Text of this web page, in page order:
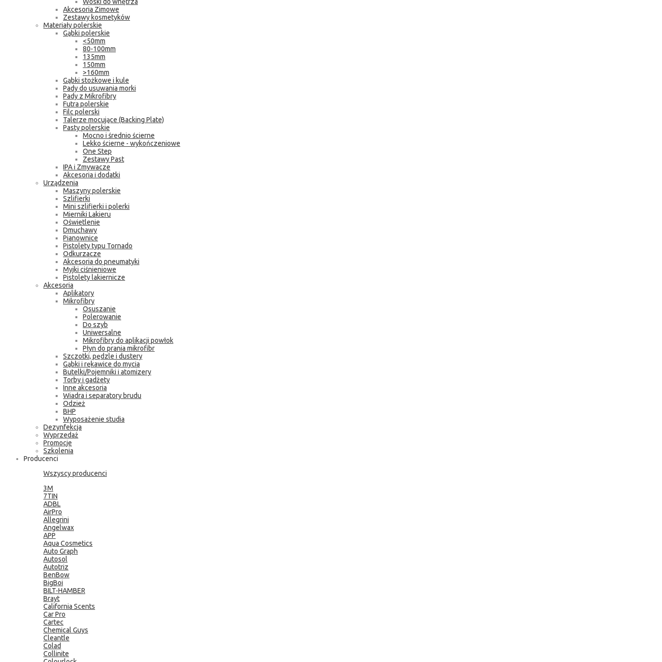
Akcesoria Zimowe
Zestawy kosmetyków
Materiały polerskie
Gąbki polerskie
<50mm
80-100mm
135mm
150mm
>160mm
Gąbki stożkowe i kule
Pady do usuwania morki
Pady z Mikrofibry
Futra polerskie
Filc polerski
Talerze mocujące (Backing Plate)
Pasty polerskie
Mocno i średnio ścierne
Lekko ścierne - wykończeniowe
One Step
Zestawy Past
IPA i Zmywacze
Akcesoria i dodatki
Urządzenia
Maszyny polerskie
Szlifierki
Mini szlifierki i polerki
Mierniki Lakieru
Oświetlenie
Dmuchawy
Pianownice
Pistolety typu Tornado
Odkurzacze
Akcesoria do pneumatyki
Myjki ciśnieniowe
Pistolety lakiernicze
Akcesoria
Aplikatory
Mikrofibry
Osuszanie
Polerowanie
Do szyb
Uniwersalne
Mikrofibry do aplikacji powłok
Płyn do prania mikrofibr
Szczotki, pędzle i dustery
Gąbki i rękawice do mycia
Butelki/Pojemniki i atomizery
Torby i gadżety
Inne akcesoria
Wiadra i separatory brudu
Odzież
BHP
Wyposażenie studia
Dezynfekcja
Wyprzedaż
Promocje
Szkolenia
Producenci
Wszyscy producenci
3M
7TIN
ADBL
AirPro
Allegrini
Angelwax
APP
Aqua Cosmetics
Auto Graph
Autosol
Autotriz
BenBow
BigBoi
BILT-HAMBER
Brayt
California Scents
Car Pro
Cartec
Chemical Guys
Cleantle
Colad
Collinite